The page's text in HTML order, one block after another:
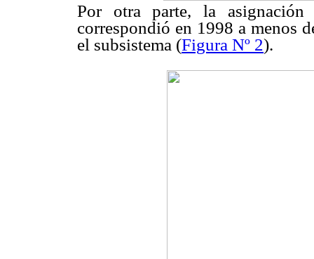
Por otra parte, la asignación
correspondió en 1998 a menos
el subsistema (Figura Nº 2).